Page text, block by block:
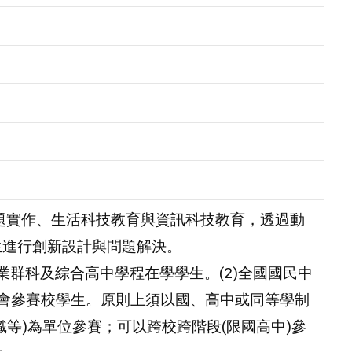
作、生活科技教育與資訊科技教育，透過動
行創新設計與問題解決。
科及綜合高中學程在學學生。(2)全國國民中
賽校學生。原則上須以國、高中或同等學制
)為單位參賽；可以跨校跨階段(限國高中)參